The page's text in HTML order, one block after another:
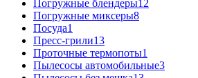
Погружные блендеры12
Погружные миксеры8
Посуда1
Пресс-грили13
Проточные термопоты1
Пылесосы автомобильные3